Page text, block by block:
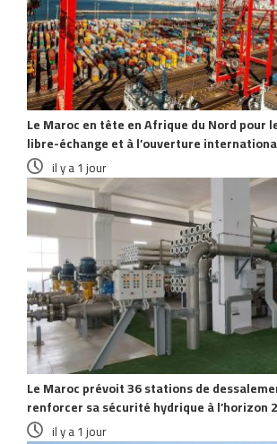
Le Maroc en tête en Afrique du Nord pour
libre-échange et à l’ouverture
il y a 1 jour
Le Maroc prévoit 36 stations de
renforcer sa sécurité hydrique à l’horizon
il y a 1 jour